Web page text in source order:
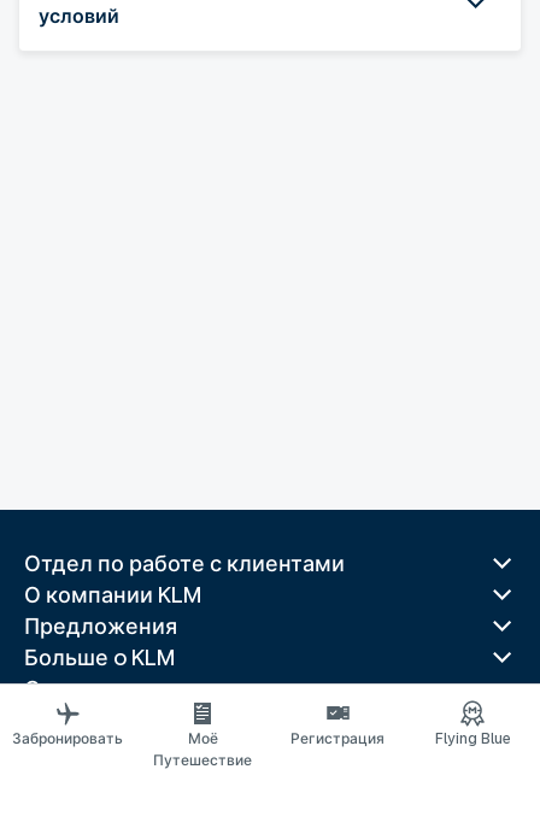
условий
Отдел по работе с клиентами
О компании KLM
Предложения
Больше o KLM
Скачать приложение
Связанные веб-сайты
Путеводители
Забронировать
Моё
Путешествие
Регистрация Flying Blue